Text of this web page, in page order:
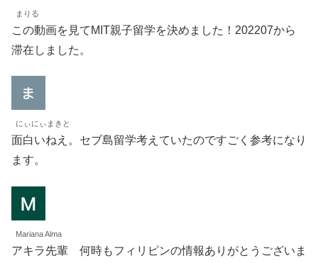
まりる
この動画を見てMIT親子留学を決めました！202207から
滞在しました。
にぃにぃまきと
面白いねえ。セブ島留学考えていたのですごく参考になり
ます。
Mariana Alma
アキラ先輩 何時もフィリピンの情報ありがとうございま